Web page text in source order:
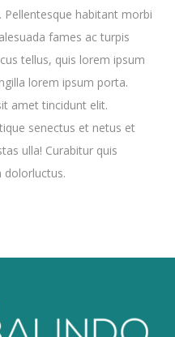
habitant morbi
fames ac turpis
tellus, quis lorem ipsum
lorem ipsum porta.
amet tincidunt elit.
senectus et netus et
ulla! Curabitur quis
dolorluctus.